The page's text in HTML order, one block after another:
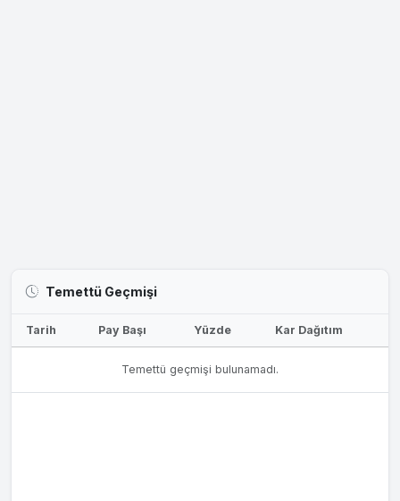
Temettü Geçmişi
Tarih Pay Başı Yüzde Kar Dağıtım
Temettü geçmişi bulunamadı.